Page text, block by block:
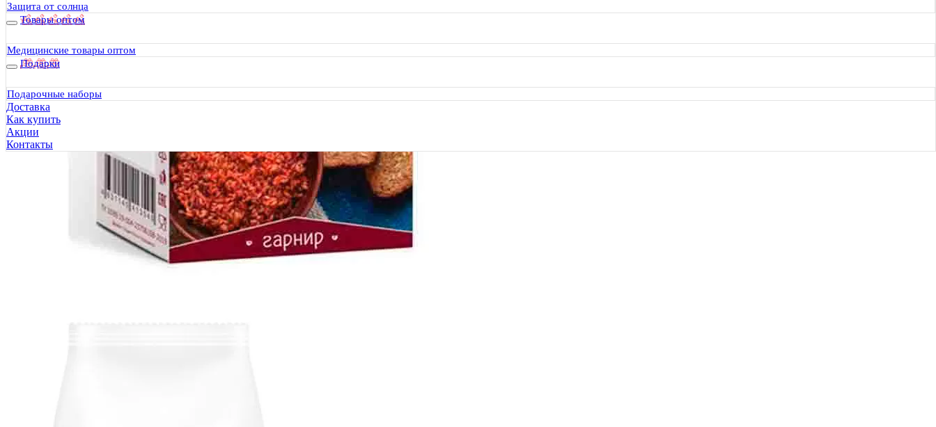
Защита от солнца
Товары оптом
Медицинские товары оптом
Подарки
Подарочные наборы
Доставка
Как купить
Акции
Контакты